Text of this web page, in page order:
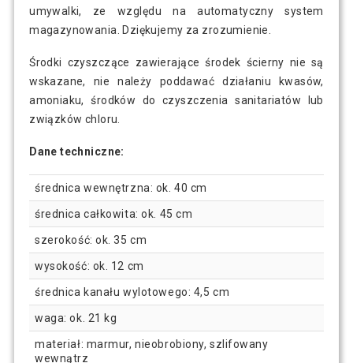
umywalki, ze względu na automatyczny system
magazynowania. Dziękujemy za zrozumienie.
Środki czyszczące zawierające środek ścierny nie są
wskazane, nie należy poddawać działaniu kwasów,
amoniaku, środków do czyszczenia sanitariatów lub
związków chloru.
Dane techniczne:
średnica wewnętrzna: ok. 40 cm
średnica całkowita: ok. 45 cm
szerokość: ok. 35 cm
wysokość: ok. 12 cm
średnica kanału wylotowego: 4,5 cm
waga: ok. 21 kg
materiał: marmur, nieobrobiony, szlifowany
wewnątrz